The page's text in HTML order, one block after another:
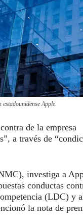
Apple.
de la empresa
a través de
investiga a
conductas
(LDC) y
la nota de